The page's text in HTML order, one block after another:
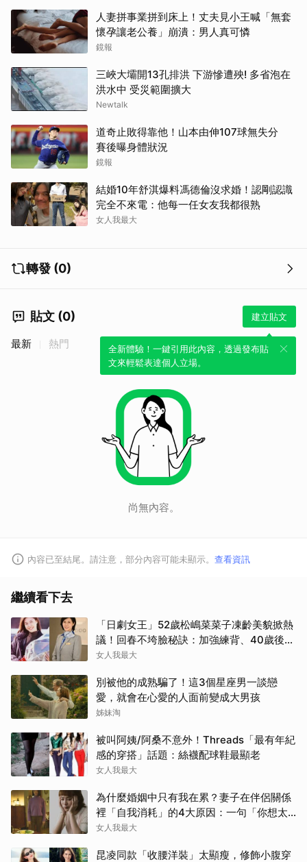
人妻拼事業拼到床上！丈夫見小王喊「無套
懷孕讓老公養」崩潰：男人真可憐
鏡報
三峽大壩開13孔排洪 下游慘遭殃! 多省泡在
洪水中 受災範圍擴大
Newtalk
道奇止敗得靠他！山本由伸107球無失分
賽後曝身體狀況
鏡報
結婚10年舒淇爆料馮德倫沒求婚！認剛認識
完全不來電：他每一任女友我都很熟
女人我最大
轉發 (0)
貼文 (0) 建立貼文
全新體驗！一鍵引用此內容，透過發布貼
文來輕鬆表達個人立場。
最新 熱門
尚無內容。
內容已至結尾。請注意，部分內容可能未顯示。 查看資訊
繼續看下去
「日劇女王」52歲松嶋菜菜子凍齡美貌掀熱
議！回春不垮臉秘訣：加強練背、40歲後飲
食是關鍵！
女人我最大
別被他的成熟騙了！這3個星座男一談戀
愛，就會在心愛的人面前變成大男孩
姊妹淘
被叫阿姨/阿桑不意外！Threads「最有年紀
感的穿搭」話題：絲襪配球鞋最顯老
女人我最大
為什麼婚姻中只有我在累？妻子在伴侶關係
裡「自我消耗」的4大原因：一句「你想太
多」讓人無奈
女人我最大
昆凌同款「收腰洋裝」太顯瘦，修飾小腹穿